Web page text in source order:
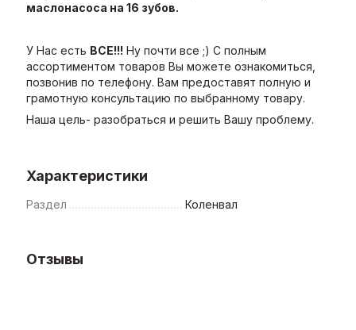
маслонасоса на 16 зубов.
У Нас есть ВСЕ!!! Ну почти все ;) С полным
ассортиментом товаров Вы можете ознакомиться,
позвонив по телефону. Вам предоставят полную и
грамотную консультацию по выбранному товару.
Наша цель- разобраться и решить Вашу проблему.
Характеристики
Раздел Коленвал
Отзывы